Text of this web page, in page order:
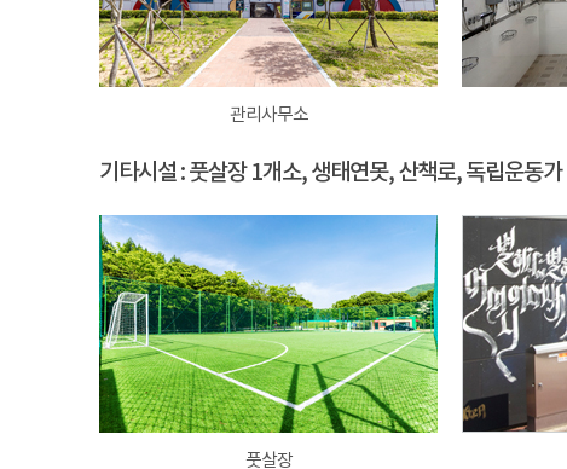
관리사무소
기타시설 : 풋살장 1개소, 생태연못, 산책로, 독립운동가
풋살장